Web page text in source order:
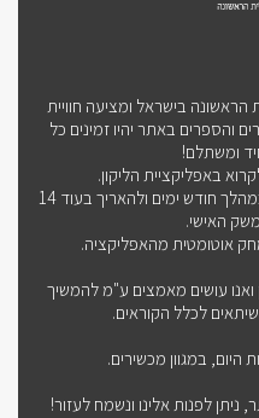
בישראל ומציעה חוויית
והספרים באתר יהיו זמינים כל
ומשתלם!
באפליקציית הליקון.
מרגע שכירת הספר, ניתן לקרוא אותו במהלך חודש ימים ולהאריך בעוד 14
האישי.
אוטומטית מהאפליקציה.
עושים מאמצים ע"מ להמשיך
לכלל הקוראים.
היום, במגוון מכשירים.
לפנות אלינו ונשמח לעזור!